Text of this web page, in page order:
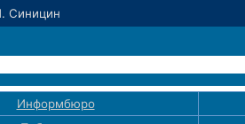
Синицин
Информбюро